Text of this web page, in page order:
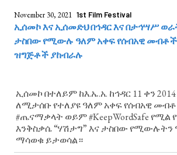
November 30, 2021 1st Film Festival
ኢሰመኮ እና ኢሰመድህ በኅዳር እና በታኅሣሥ
ታስበው የሚውሉ ዓለም አቀፍ የሰብአዊ መብቶች
ዝግጅቶች ያከብራሉ
ኢሰመኮ በተለይም ከእ.ኤ.አ. ከኅዳር 11 ቀን
ለሚታሰቡ የተለያዩ ዓለም አቀፍ የሰብአዊ
#ጤናማቃላት ወይም #KeepWordSafe የሚል
እንቅስቃሴ “ሃሽታግ” እና ታስበው የሚውሉትን
ማሳወቁ ይታወሳል።